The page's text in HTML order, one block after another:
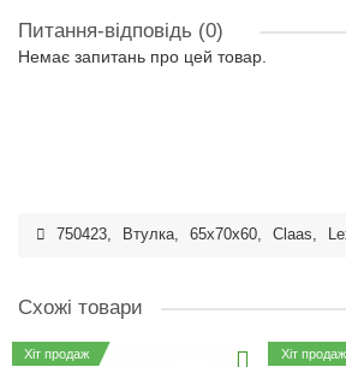
Питання-відповідь (0)
Немає запитань про цей товар.
750423, Втулка, 65x70x60, Claas,
Схожі товари
Хіт продаж Хіт продаж